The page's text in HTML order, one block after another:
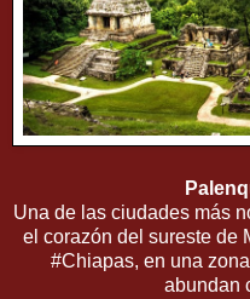
Una de las ciudades más
el corazón del sureste de
#Chiapas, en una
abundan